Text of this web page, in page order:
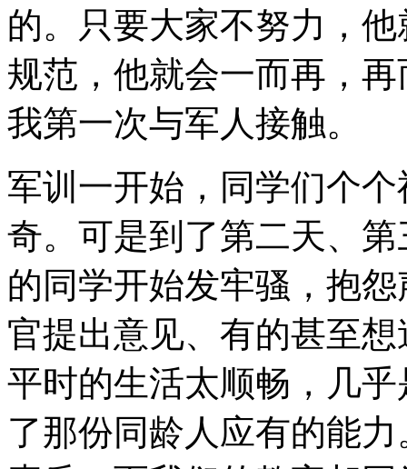
的。只要大家不努力，
规范，他就会一而再，
我第一次与军人接触。
军训一开始，同学们个
奇。可是到了第二天、
的同学开始发牢骚，抱
官提出意见、有的甚至
平时的生活太顺畅，几
了那份同龄人应有的能